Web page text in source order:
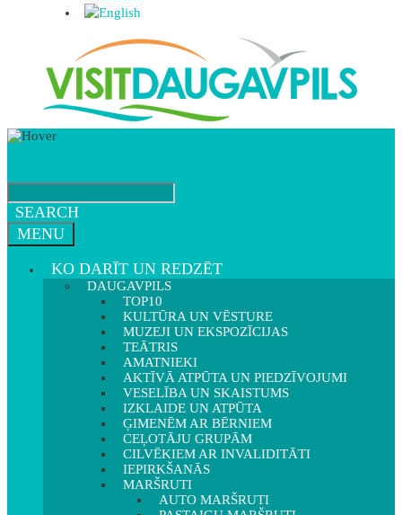
SEARCH
MENU
KO DARĪT UN REDZĒT
DAUGAVPILS
TOP10
KULTŪRA UN VĒSTURE
MUZEJI UN EKSPOZĪCIJAS
TEĀTRIS
AMATNIEKI
AKTĪVĀ ATPŪTA UN PIEDZĪVOJUMI
VESELĪBA UN SKAISTUMS
IZKLAIDE UN ATPŪTA
ĢIMENĒM AR BĒRNIEM
CEĻOTĀJU GRUPĀM
CILVĒKIEM AR INVALIDITĀTI
IEPIRKŠANĀS
MARŠRUTI
AUTO MARŠRUTI